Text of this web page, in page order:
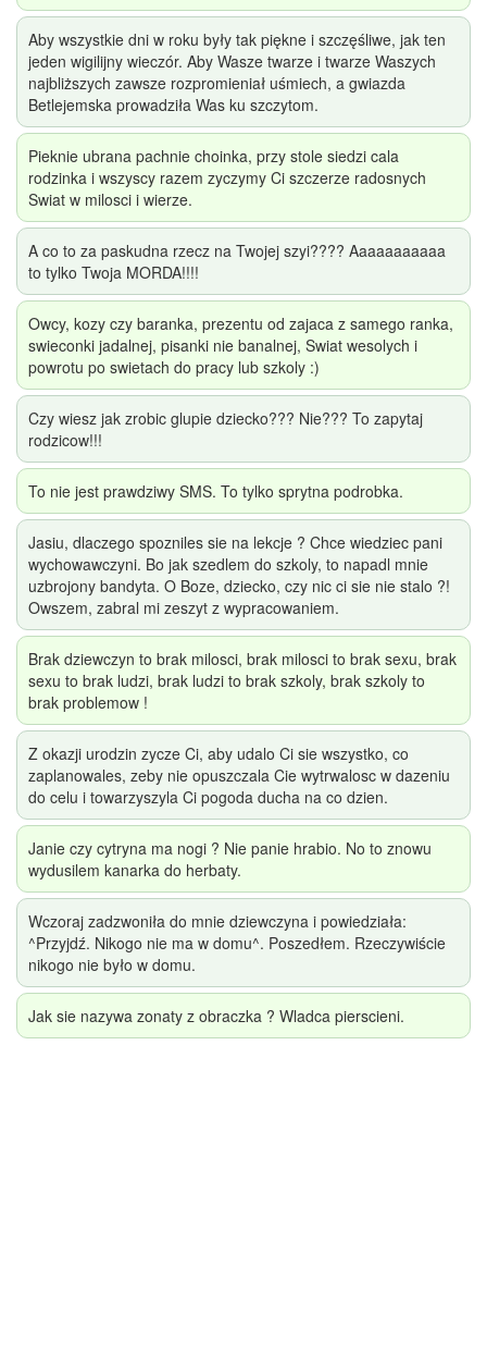
Aby wszystkie dni w roku były tak piękne i szczęśliwe, jak ten
jeden wigilijny wieczór. Aby Wasze twarze i twarze Waszych
najbliższych zawsze rozpromieniał uśmiech, a gwiazda
Betlejemska prowadziła Was ku szczytom.
Pieknie ubrana pachnie choinka, przy stole siedzi cala
rodzinka i wszyscy razem zyczymy Ci szczerze radosnych
Swiat w milosci i wierze.
A co to za paskudna rzecz na Twojej szyi???? Aaaaaaaaaaa
to tylko Twoja MORDA!!!!
Owcy, kozy czy baranka, prezentu od zajaca z samego ranka,
swieconki jadalnej, pisanki nie banalnej, Swiat wesolych i
powrotu po swietach do pracy lub szkoly :)
Czy wiesz jak zrobic glupie dziecko??? Nie??? To zapytaj
rodzicow!!!
To nie jest prawdziwy SMS. To tylko sprytna podrobka.
Jasiu, dlaczego spozniles sie na lekcje ? Chce wiedziec pani
wychowawczyni. Bo jak szedlem do szkoly, to napadl mnie
uzbrojony bandyta. O Boze, dziecko, czy nic ci sie nie stalo ?!
Owszem, zabral mi zeszyt z wypracowaniem.
Brak dziewczyn to brak milosci, brak milosci to brak sexu, brak
sexu to brak ludzi, brak ludzi to brak szkoly, brak szkoly to
brak problemow !
Z okazji urodzin zycze Ci, aby udalo Ci sie wszystko, co
zaplanowales, zeby nie opuszczala Cie wytrwalosc w dazeniu
do celu i towarzyszyla Ci pogoda ducha na co dzien.
Janie czy cytryna ma nogi ? Nie panie hrabio. No to znowu
wydusilem kanarka do herbaty.
Wczoraj zadzwoniła do mnie dziewczyna i powiedziała:
^Przyjdź. Nikogo nie ma w domu^. Poszedłem. Rzeczywiście
nikogo nie było w domu.
Jak sie nazywa zonaty z obraczka ? Wladca pierscieni.